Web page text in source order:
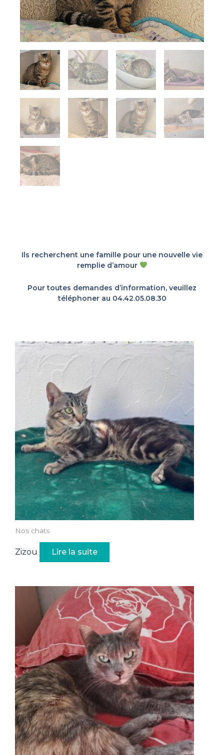
Ils recherchent une famille pour une nouvelle vie
remplie d’amour
Pour toutes demandes d’information, veuillez
téléphoner au 04.42.05.08.30
Nos chats
Zizou Lire la suite